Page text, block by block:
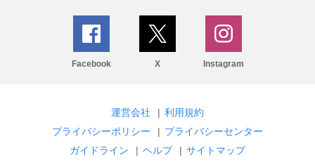
Facebook X Instagram
運営会社 | 利用規約
プライバシーポリシー
| プライバシーセンター
ガイドライン
| ヘルプ | サイトマップ